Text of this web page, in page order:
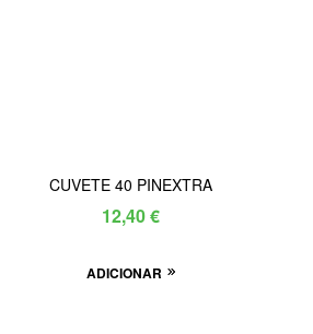
CUVETE 40 PINEXTRA
12,40€
ADICIONAR